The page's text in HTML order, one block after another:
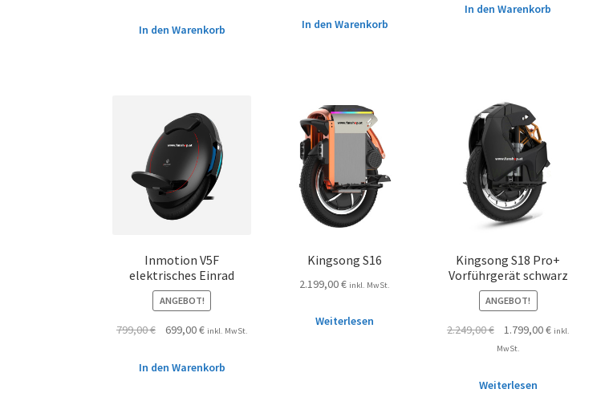
In den Warenkorb In den Warenkorb
In den Warenkorb
Inmotion V5F
elektrisches Einrad
ANGEBOT!
799,00€ 699,00€ inkl. MwSt.
In den Warenkorb
Kingsong S16
2.199,00€ inkl. MwSt.
Weiterlesen
Kingsong S18 Pro+
Vorführgerät schwarz
ANGEBOT!
2.249,00€ 1.799,00€ inkl.
MwSt.
Weiterlesen